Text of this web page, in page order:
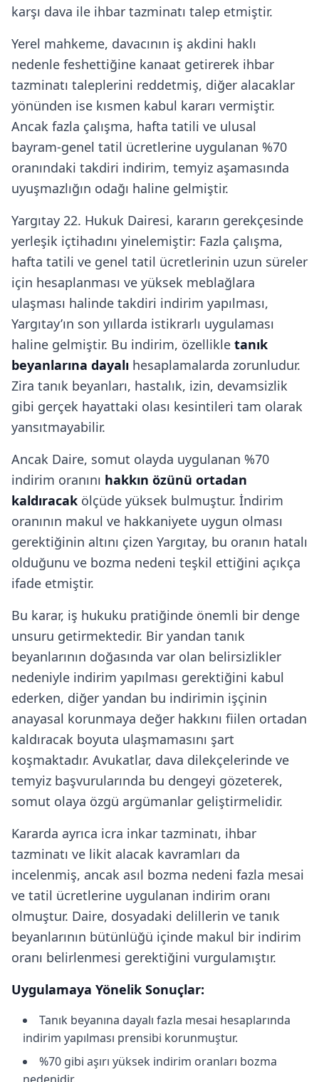
karşı dava ile ihbar tazminatı talep etmiştir.
Yerel mahkeme, davacının iş akdini haklı
nedenle feshettiğine kanaat getirerek ihbar
tazminatı taleplerini reddetmiş, diğer alacaklar
yönünden ise kısmen kabul kararı vermiştir.
Ancak fazla çalışma, hafta tatili ve ulusal
bayram-genel tatil ücretlerine uygulanan %70
oranındaki takdiri indirim, temyiz aşamasında
uyuşmazlığın odağı haline gelmiştir.
Yargıtay 22. Hukuk Dairesi, kararın gerekçesinde
yerleşik içtihadını yinelemiştir: Fazla çalışma,
hafta tatili ve genel tatil ücretlerinin uzun süreler
için hesaplanması ve yüksek meblağlara
ulaşması halinde takdiri indirim yapılması,
Yargıtay’ın son yıllarda istikrarlı uygulaması
haline gelmiştir. Bu indirim, özellikle tanık
beyanlarına dayalı hesaplamalarda zorunludur.
Zira tanık beyanları, hastalık, izin, devamsizlik
gibi gerçek hayattaki olası kesintileri tam olarak
yansıtmayabilir.
Ancak Daire, somut olayda uygulanan %70
indirim oranını hakkın özünü ortadan
kaldıracak ölçüde yüksek bulmuştur. İndirim
oranının makul ve hakkaniyete uygun olması
gerektiğinin altını çizen Yargıtay, bu oranın hatalı
olduğunu ve bozma nedeni teşkil ettiğini açıkça
ifade etmiştir.
Bu karar, iş hukuku pratiğinde önemli bir denge
unsuru getirmektedir. Bir yandan tanık
beyanlarının doğasında var olan belirsizlikler
nedeniyle indirim yapılması gerektiğini kabul
ederken, diğer yandan bu indirimin işçinin
anayasal korunmaya değer hakkını fiilen ortadan
kaldıracak boyuta ulaşmamasını şart
koşmaktadır. Avukatlar, dava dilekçelerinde ve
temyiz başvurularında bu dengeyi gözeterek,
somut olaya özgü argümanlar geliştirmelidir.
Kararda ayrıca icra inkar tazminatı, ihbar
tazminatı ve likit alacak kavramları da
incelenmiş, ancak asıl bozma nedeni fazla mesai
ve tatil ücretlerine uygulanan indirim oranı
olmuştur. Daire, dosyadaki delillerin ve tanık
beyanlarının bütünlüğü içinde makul bir indirim
oranı belirlenmesi gerektiğini vurgulamıştır.
Uygulamaya Yönelik Sonuçlar:
Tanık beyanına dayalı fazla mesai hesaplarında
indirim yapılması prensibi korunmuştur.
%70 gibi aşırı yüksek indirim oranları bozma